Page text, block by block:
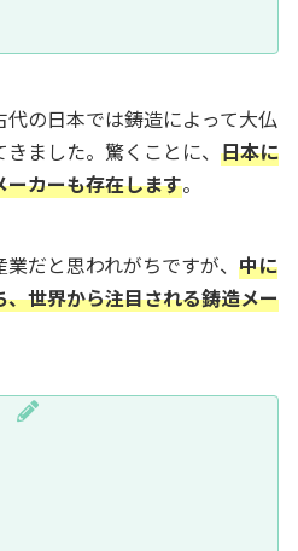
の日本では鋳造によって大仏
ました。驚くことに、 日本に
カーも存在します。
だと思われがちですが、 中に
世界から注目される鋳造メー